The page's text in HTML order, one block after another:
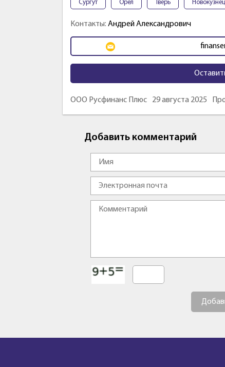
Сургут Орёл Тверь
Контакты: Андрей Александрович
ООО Русфинанс Плюс 29 августа 2025
Добавить комментарий